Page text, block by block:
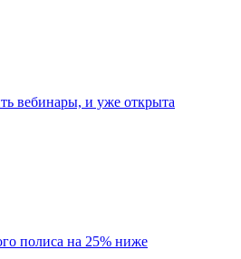
вебинары, и уже открыта
полиса на 25% ниже